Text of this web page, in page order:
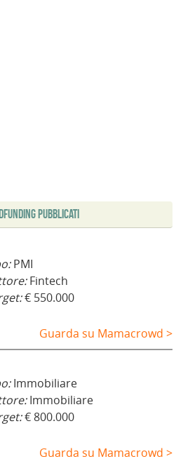
Pubblicati
PMI
Fintech
€ 550.000
Guarda su Mamacrowd >
Immobiliare
Immobiliare
€ 800.000
Guarda su Mamacrowd >